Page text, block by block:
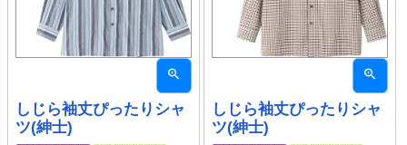
しじら袖丈ぴったりシャ
ツ(紳士)
しじら袖丈ぴったりシャ
ツ(紳士)